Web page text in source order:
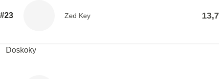
#23 Zed Key 13,7
Doskoky